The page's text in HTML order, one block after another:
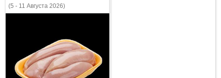
(5 - 11 Августа 2026)